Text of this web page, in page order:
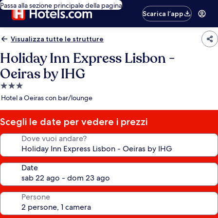
Passa alla sezione principale della pagina
Scarica l’app
Visualizza tutte le strutture
Holiday Inn Express Lisbon -
Oeiras by IHG
Struttura
a
stelle
Hotel a Oeiras con bar/lounge
Scegli le date per vedere i prezzi
Dove vuoi andare?
Date
Persone